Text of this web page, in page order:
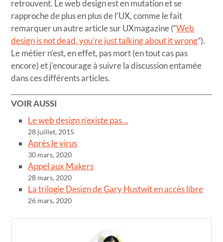
retrouvent. Le web design est en mutation et se
rapproche de plus en plus de l’UX, comme le fait
remarquer un autre article sur UXmagazine (“Web
design is not dead, you’re just talking about it wrong”).
Le métier n’est, en effet, pas mort (en tout cas pas
encore) et j’encourage à suivre la discussion entamée
dans ces différents articles.
VOIR AUSSI
Le web design n’existe pas…
28 juillet, 2015
Après le virus
30 mars, 2020
Appel aux Makers
28 mars, 2020
La trilogie Design de Gary Hustwit en accès libre
26 mars, 2020